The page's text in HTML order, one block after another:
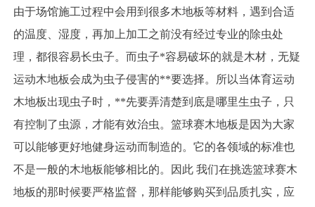
由于场馆施工过程中会用到很多木地板等材料，遇到合适
的温度、湿度，再加上加工之前没有经过专业的除虫处
理，都很容易长虫子。而虫子*容易破坏的就是木材，无疑
运动木地板会成为虫子侵害的**要选择。所以当体育运动
木地板出现虫子时，**先要弄清楚到底是哪里生虫子，只
有控制了虫源，才能有效治虫。篮球赛木地板是因为大家
可以能够更好地健身运动而制造的。它的各领域的标准也
不是一般的木地板能够相比的。因此 我们在挑选篮球赛木
地板的那时候要严格监督，那样能够购买到品质扎实，应